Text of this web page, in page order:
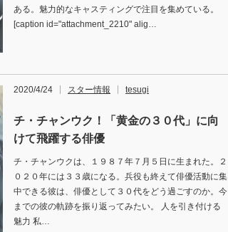
ある。魅力的なキャスティングで注目を集めている。
[caption id="attachment_2210" alig…
2020/4/24 スター情報 tesugi
チ・チャンウク！「黄金の３０代」に向
けて飛躍する俳優
チ・チャンウクは、１９８７年７月５日に生まれた。２
０２０年には３３歳になる。兵役も終えて俳優活動に集
中できる彼は、俳優として３０代をどう過ごすのか。今
までの彼の軌跡を振り返ってみたい。 人を引き付ける
魅力 私…